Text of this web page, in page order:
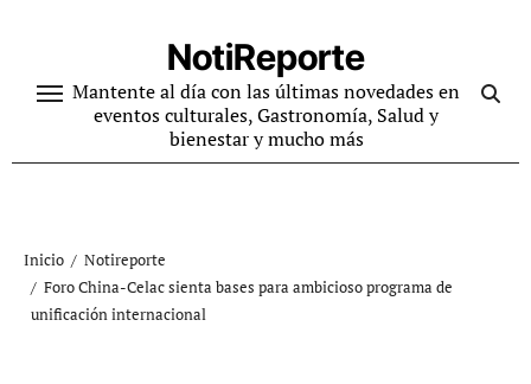
contenido
NotiReporte
Mantente al día con las últimas novedades en
eventos culturales, Gastronomía, Salud y
bienestar y mucho más
Inicio
Notireporte
Foro China-Celac sienta bases para ambicioso programa de
unificación internacional